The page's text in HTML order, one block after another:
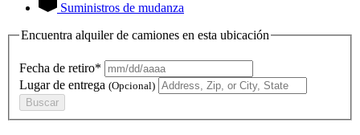
Suministros de mudanza
Encuentra alquiler de camiones en esta ubicación
Fecha de retiro*
Lugar de entrega (Opcional)
Buscar